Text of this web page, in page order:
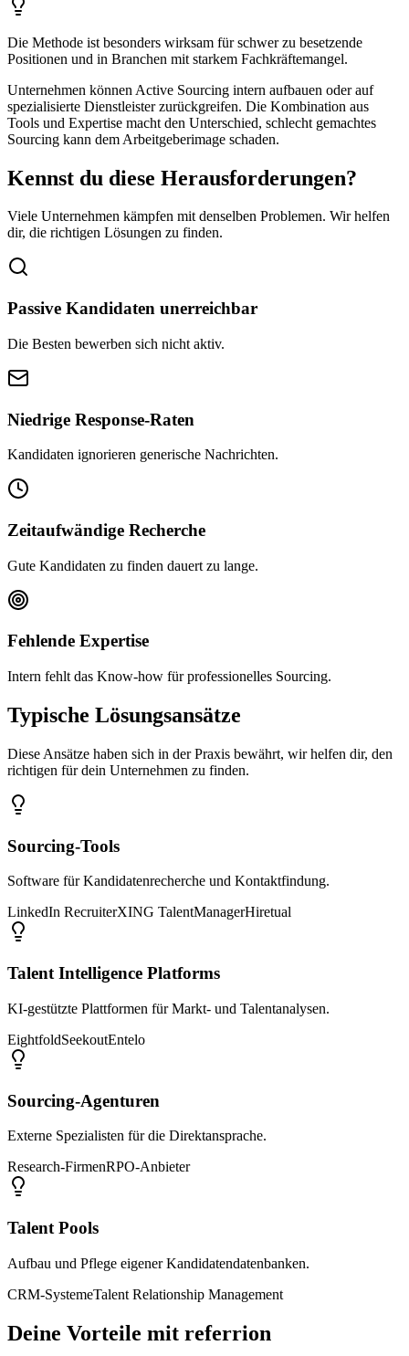
Die Methode ist besonders wirksam für schwer zu besetzende
Positionen und in Branchen mit starkem Fachkräftemangel.
Unternehmen können Active Sourcing intern aufbauen oder auf
spezialisierte Dienstleister zurückgreifen. Die Kombination aus
Tools und Expertise macht den Unterschied, schlecht gemachtes
Sourcing kann dem Arbeitgeberimage schaden.
Kennst du diese Herausforderungen?
Viele Unternehmen kämpfen mit denselben Problemen. Wir helfen
dir, die richtigen Lösungen zu finden.
Passive Kandidaten unerreichbar
Die Besten bewerben sich nicht aktiv.
Niedrige Response-Raten
Kandidaten ignorieren generische Nachrichten.
Zeitaufwändige Recherche
Gute Kandidaten zu finden dauert zu lange.
Fehlende Expertise
Intern fehlt das Know-how für professionelles Sourcing.
Typische Lösungsansätze
Diese Ansätze haben sich in der Praxis bewährt, wir helfen dir, den
richtigen für dein Unternehmen zu finden.
Sourcing-Tools
Software für Kandidatenrecherche und Kontaktfindung.
LinkedIn RecruiterXING TalentManagerHiretual
Talent Intelligence Platforms
KI-gestützte Plattformen für Markt- und Talentanalysen.
EightfoldSeekoutEntelo
Sourcing-Agenturen
Externe Spezialisten für die Direktansprache.
Research-FirmenRPO-Anbieter
Talent Pools
Aufbau und Pflege eigener Kandidatendatenbanken.
CRM-SystemeTalent Relationship Management
Deine Vorteile mit referrion